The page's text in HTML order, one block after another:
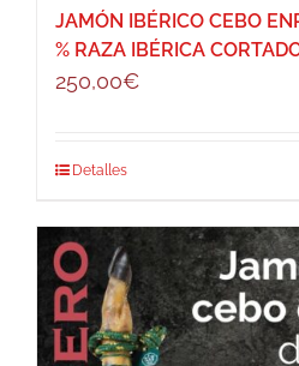
JAMÓN IBÉRICO CEBO
% RAZA IBÉRICA
250,00€
Detalles